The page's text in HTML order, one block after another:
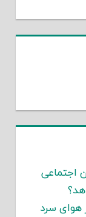
اجتماعی
هوای سرد